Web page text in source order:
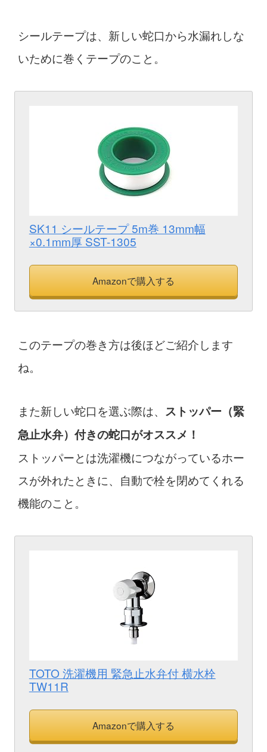
シールテープは、新しい蛇口から水漏れしな
いために巻くテープのこと。
SK11 シールテープ 5m巻 13mm幅
×0.1mm厚 SST-1305
Amazonで購入する
このテープの巻き方は後ほどご紹介します
ね。
また新しい蛇口を選ぶ際は、 ストッパー（緊
急止水弁）付きの蛇口がオススメ！
ストッパーとは洗濯機につながっているホー
スが外れたときに、自動で栓を閉めてくれる
機能のこと。
TOTO 洗濯機用 緊急止水弁付 横水栓
TW11R
Amazonで購入する